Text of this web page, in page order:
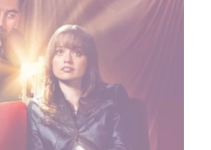
Comedy now Steaming